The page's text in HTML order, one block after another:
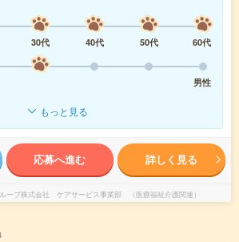
30代 40代 50代
60代
男性
もっと見る
応募へ進む 詳しく見る
ープ株式会社 ケアサービス事業部 （医療福祉介護関連）